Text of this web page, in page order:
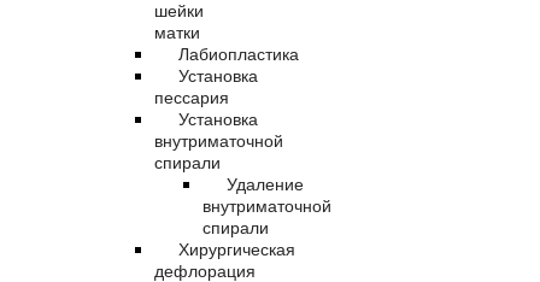
шейки
матки
Лабиопластика
Установка
пессария
Установка
внутриматочной
спирали
Удаление
внутриматочной
спирали
Хирургическая
дефлорация